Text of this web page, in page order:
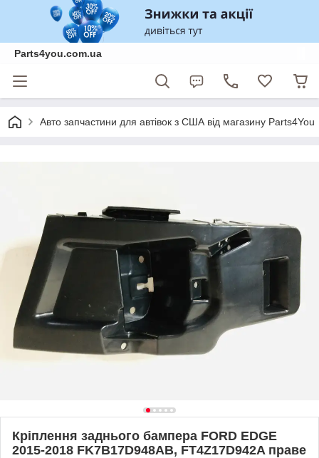
Parts4you.com.ua
Авто запчастини для автівок з США від магазину Parts4You
Кріплення заднього бампера FORD EDGE
2015-2018 FK7B17D948AB, FT4Z17D942A праве